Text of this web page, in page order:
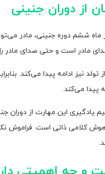
از دوران جنینی
ششم دوره جنینی، مادر
مادر است و حتی صدای مادر
تولد نیز ادامه پیدا می‌کند.
پیدا می‌کند.
این مهارت از دوران
هوش کلامی ذاتی است.